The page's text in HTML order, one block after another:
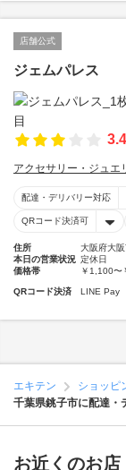
店舗公式
ジェムパレス
アクセサリー・ジュエ
配達・デリバリー対応
QRコード決済可
住所
大阪府大
本日の営業状況 定休日
価格帯
￥1,100〜
QRコード決済 LINE Pay
エキテン ショッピ
千葉県銚子市に配達・
お近くのお店